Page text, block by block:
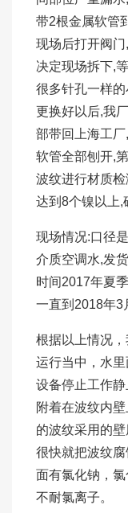
带2根金属软管
现场后打开阀
决定现场拆下,
很多针孔一样
更换好以后,我
部带回上海工
软管全部刨开,
波纹进行材质
达到8个镍以上,
现场情况:口径
介质空调水,发
时间2017年夏
一直到2018年3
根据以上情况
运行当中，水
设备停止工作
附着在波纹内
的波纹采用的
很快就把波纹
面有氯化钠，
不耐氯离子。